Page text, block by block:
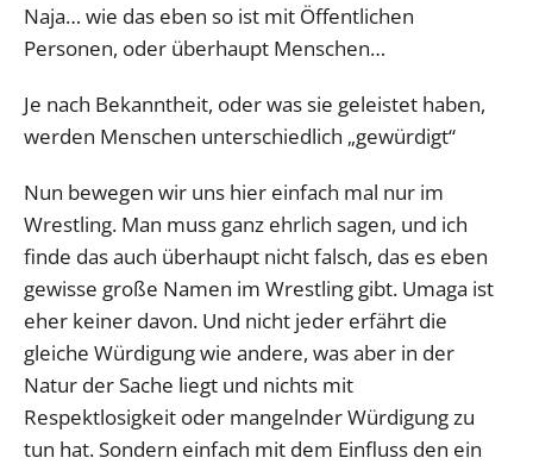
Naja… wie das eben so ist mit Öffentlichen
Personen, oder überhaupt Menschen…
Je nach Bekanntheit, oder was sie geleistet haben,
werden Menschen unterschiedlich „gewürdigt“
Nun bewegen wir uns hier einfach mal nur im
Wrestling. Man muss ganz ehrlich sagen, und ich
finde das auch überhaupt nicht falsch, das es eben
gewisse große Namen im Wrestling gibt. Umaga ist
eher keiner davon. Und nicht jeder erfährt die
gleiche Würdigung wie andere, was aber in der
Natur der Sache liegt und nichts mit
Respektlosigkeit oder mangelnder Würdigung zu
tun hat. Sondern einfach mit dem Einfluss den ein